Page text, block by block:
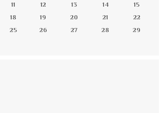
11 12 13 14
15
18 19 20 21
22
25 26 27 28
29